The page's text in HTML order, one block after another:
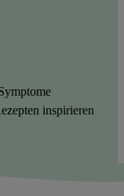
inspirieren